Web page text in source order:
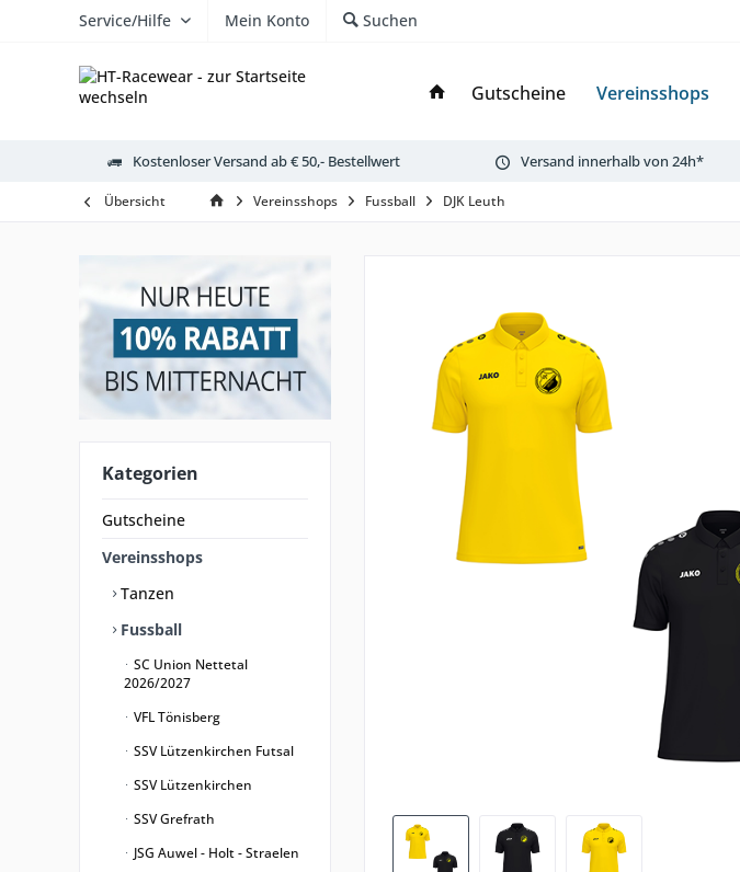
Service/Hilfe Mein Konto Suchen
Gutscheine Vereinsshops
Kostenloser Versand ab € 50,- Bestellwert Versand innerhalb von 24h*
Übersicht Vereinsshops Fussball DJK Leuth
Kategorien
Gutscheine
Vereinsshops
Tanzen
Fussball
SC Union Nettetal
2026/2027
VFL Tönisberg
SSV Lützenkirchen Futsal
SSV Lützenkirchen
SSV Grefrath
JSG Auwel - Holt - Straelen